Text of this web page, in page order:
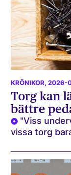
KRÖNIKOR, 2026-
Torg kan
bättre
"Viss
vissa torg